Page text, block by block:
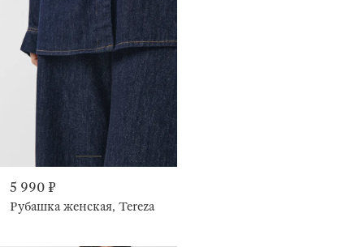
5 990 ₽
Рубашка женская, Tereza